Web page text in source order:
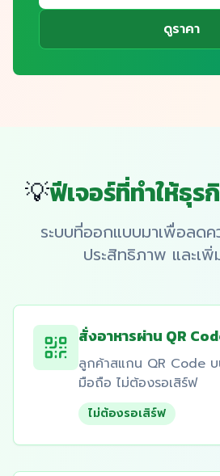
ดูราคา
💡ฟีเจอร์ที่ทำให้ธุ
ระบบที่ออกแบบมาเพื่อลด
ประสิทธิภาพ และเ
สั่งอาหารผ่าน QR
ลูกค้าสแกน QR Code บ
มือถือ ไม่ต้องรอเสิร์ฟ
ไม่ต้องรอเสิร์ฟ